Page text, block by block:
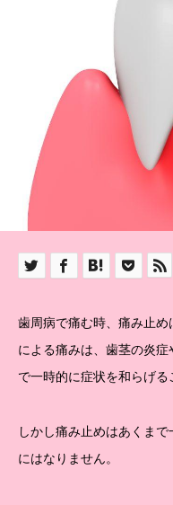
歯周病で痛む時、痛み止
による痛みは、歯茎の炎
で一時的に症状を和らげる
しかし痛み止めはあくま
にはなりません。